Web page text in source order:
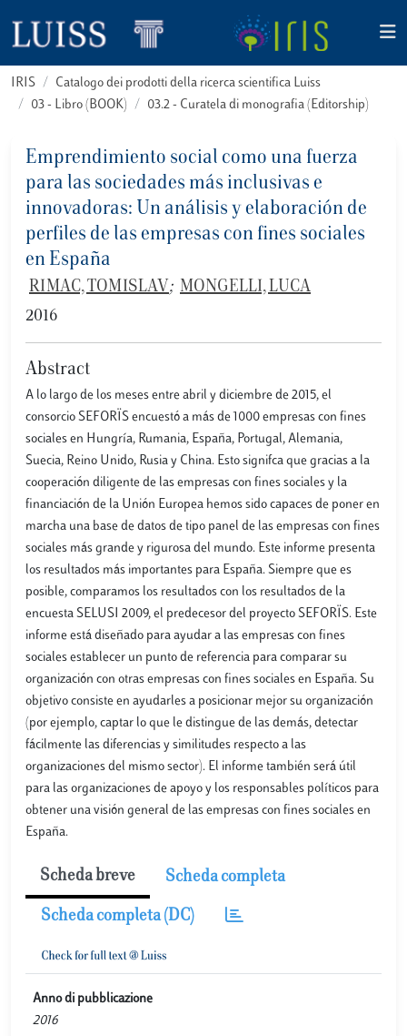
IRIS
Catalogo dei prodotti della ricerca scientifica Luiss
03 - Libro (BOOK)
03.2 - Curatela di monografia (Editorship)
Emprendimiento social como una fuerza
para las sociedades más inclusivas e
innovadoras: Un análisis y elaboración de
perfiles de las empresas con fines sociales
en España
RIMAC, TOMISLAV ; MONGELLI, LUCA
2016
Abstract
A lo largo de los meses entre abril y diciembre de 2015, el
consorcio SEFORÏS encuestó a más de 1000 empresas con fines
sociales en Hungría, Rumania, España, Portugal, Alemania,
Suecia, Reino Unido, Rusia y China. Esto signifca que gracias a la
cooperación diligente de las empresas con fines sociales y la
financiación de la Unión Europea hemos sido capaces de poner en
marcha una base de datos de tipo panel de las empresas con fines
sociales más grande y rigurosa del mundo. Este informe presenta
los resultados más importantes para España. Siempre que es
posible, comparamos los resultados con los resultados de la
encuesta SELUSI 2009, el predecesor del proyecto SEFORÏS. Este
informe está diseñado para ayudar a las empresas con fines
sociales establecer un punto de referencia para comparar su
organización con otras empresas con fines sociales en España. Su
objetivo consiste en ayudarles a posicionar mejor su organización
(por ejemplo, captar lo que le distingue de las demás, detectar
fácilmente las diferencias y similitudes respecto a las
organizaciones del mismo sector). El informe también será útil
para las organizaciones de apoyo y los responsables políticos para
obtener una visión general de las empresas con fines sociales en
España.
Scheda breve Scheda completa
Scheda completa (DC)
Anno di pubblicazione
2016